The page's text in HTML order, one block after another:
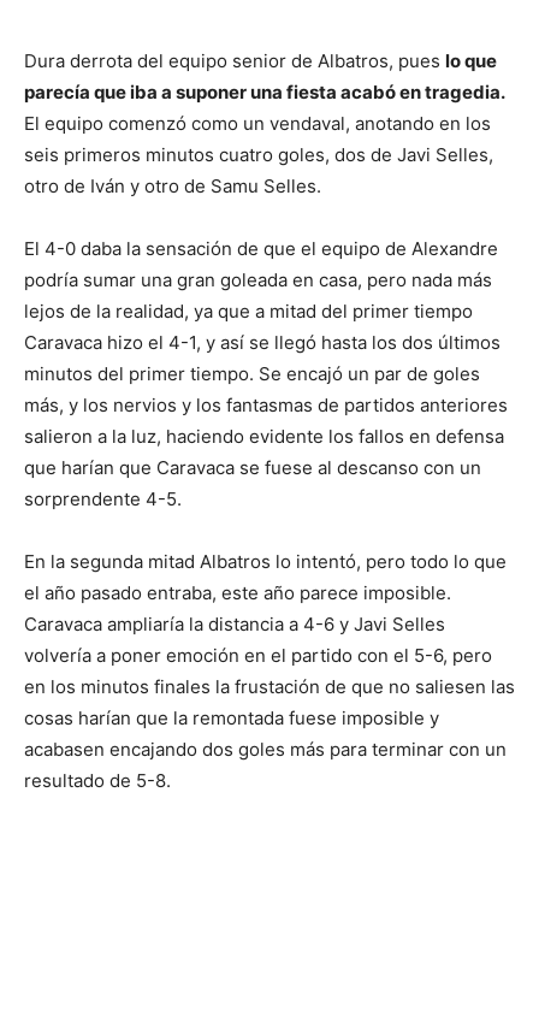
Dura derrota del equipo senior de Albatros, pues lo que
parecía que iba a suponer una fiesta acabó en tragedia.
El equipo comenzó como un vendaval, anotando en los
seis primeros minutos cuatro goles, dos de Javi Selles,
otro de Iván y otro de Samu Selles.
El 4-0 daba la sensación de que el equipo de Alexandre
podría sumar una gran goleada en casa, pero nada más
lejos de la realidad, ya que a mitad del primer tiempo
Caravaca hizo el 4-1, y así se llegó hasta los dos últimos
minutos del primer tiempo. Se encajó un par de goles
más, y los nervios y los fantasmas de partidos anteriores
salieron a la luz, haciendo evidente los fallos en defensa
que harían que Caravaca se fuese al descanso con un
sorprendente 4-5.
En la segunda mitad Albatros lo intentó, pero todo lo que
el año pasado entraba, este año parece imposible.
Caravaca ampliaría la distancia a 4-6 y Javi Selles
volvería a poner emoción en el partido con el 5-6, pero
en los minutos finales la frustación de que no saliesen las
cosas harían que la remontada fuese imposible y
acabasen encajando dos goles más para terminar con un
resultado de 5-8.